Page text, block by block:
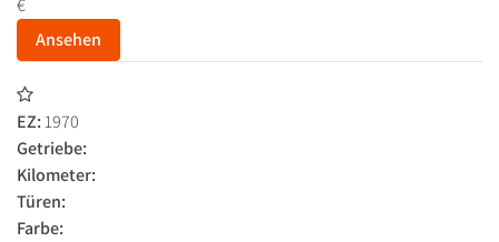
€
Ansehen
EZ: 1970
Getriebe:
Kilometer:
Türen:
Farbe: